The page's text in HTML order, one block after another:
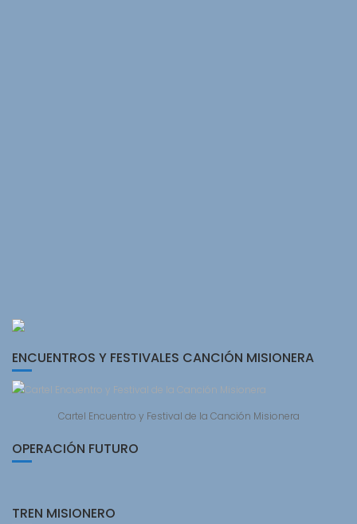
ENCUENTROS Y FESTIVALES CANCIÓN MISIONERA
Cartel Encuentro y Festival de la Canción Misionera
OPERACIÓN FUTURO
TREN MISIONERO